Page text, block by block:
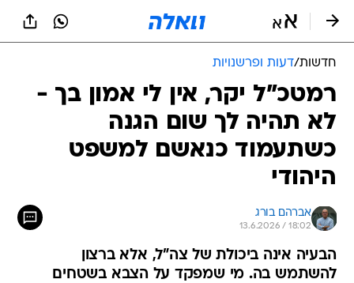
חדשות/דעות ופרשנויות
רמטכ"ל יקר, אין לי אמון בך -
לא תהיה לך שום הגנה
כשתעמוד כנאשם למשפט
היהודי
אברהם בורג
13.6.2026 / 18:02
הבעיה אינה ביכולת של צה"ל, אלא ברצון
להשתמש בה. מי שמפקד על הצבא בשטחים